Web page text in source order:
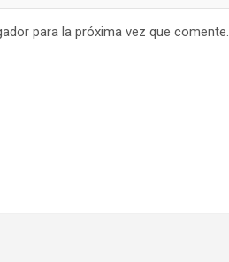
para la próxima vez que comente.